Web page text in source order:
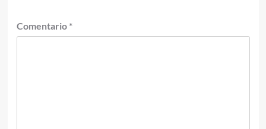
Comentario *